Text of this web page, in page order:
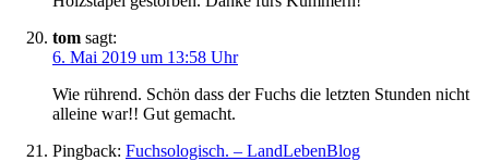
tom sagt:
6. Mai 2019 um 13:58 Uhr
Wie rührend. Schön dass der Fuchs die letzten Stunden nicht
alleine war!! Gut gemacht.
Pingback: Fuchsologisch. – LandLebenBlog